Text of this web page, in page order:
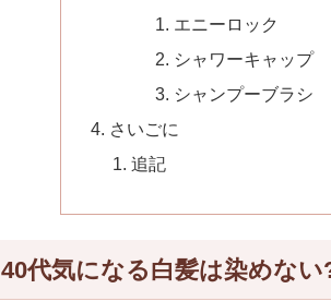
エニーロック
シャワーキャップ
シャンプーブラシ
さいごに
追記
40代気になる白髪は染めない